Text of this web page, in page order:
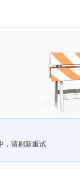
，请刷新重试